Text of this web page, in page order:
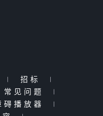
| 招标
|
常见问题
|
碍播放器
|